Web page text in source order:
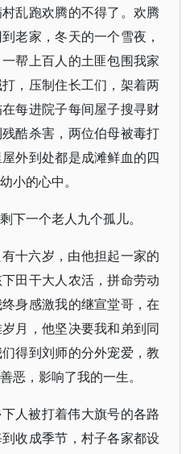
乱跑欢腾的不得了。欢腾
老家，冬天的一个雪夜，
帮上百人的土匪包围我家
，压制住长工们，架着两
每进院子每间屋子搜寻财
酷杀害，两位伯母被毒打
外到处都是成滩鲜血的四
小的心中。
下一个老人九个孤儿。
十六岁，由他担起一家的
田干大人农活，拼命劳动
身感激我的继宣堂哥，在
月，他坚决要我和弟到同
得到刘师的分外宠爱，教
恶，影响了我的一生。
人被打着伟大旗号的各路
收成季节，村子各家都设